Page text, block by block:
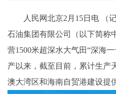
人民网北京2月15日电 （
石油集团有限公司（以下简称
营1500米超深水大气田“深海
产以来，截至目前，累计生产
澳大湾区和海南自贸港建设提